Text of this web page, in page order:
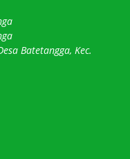
Batetangga, Kec.